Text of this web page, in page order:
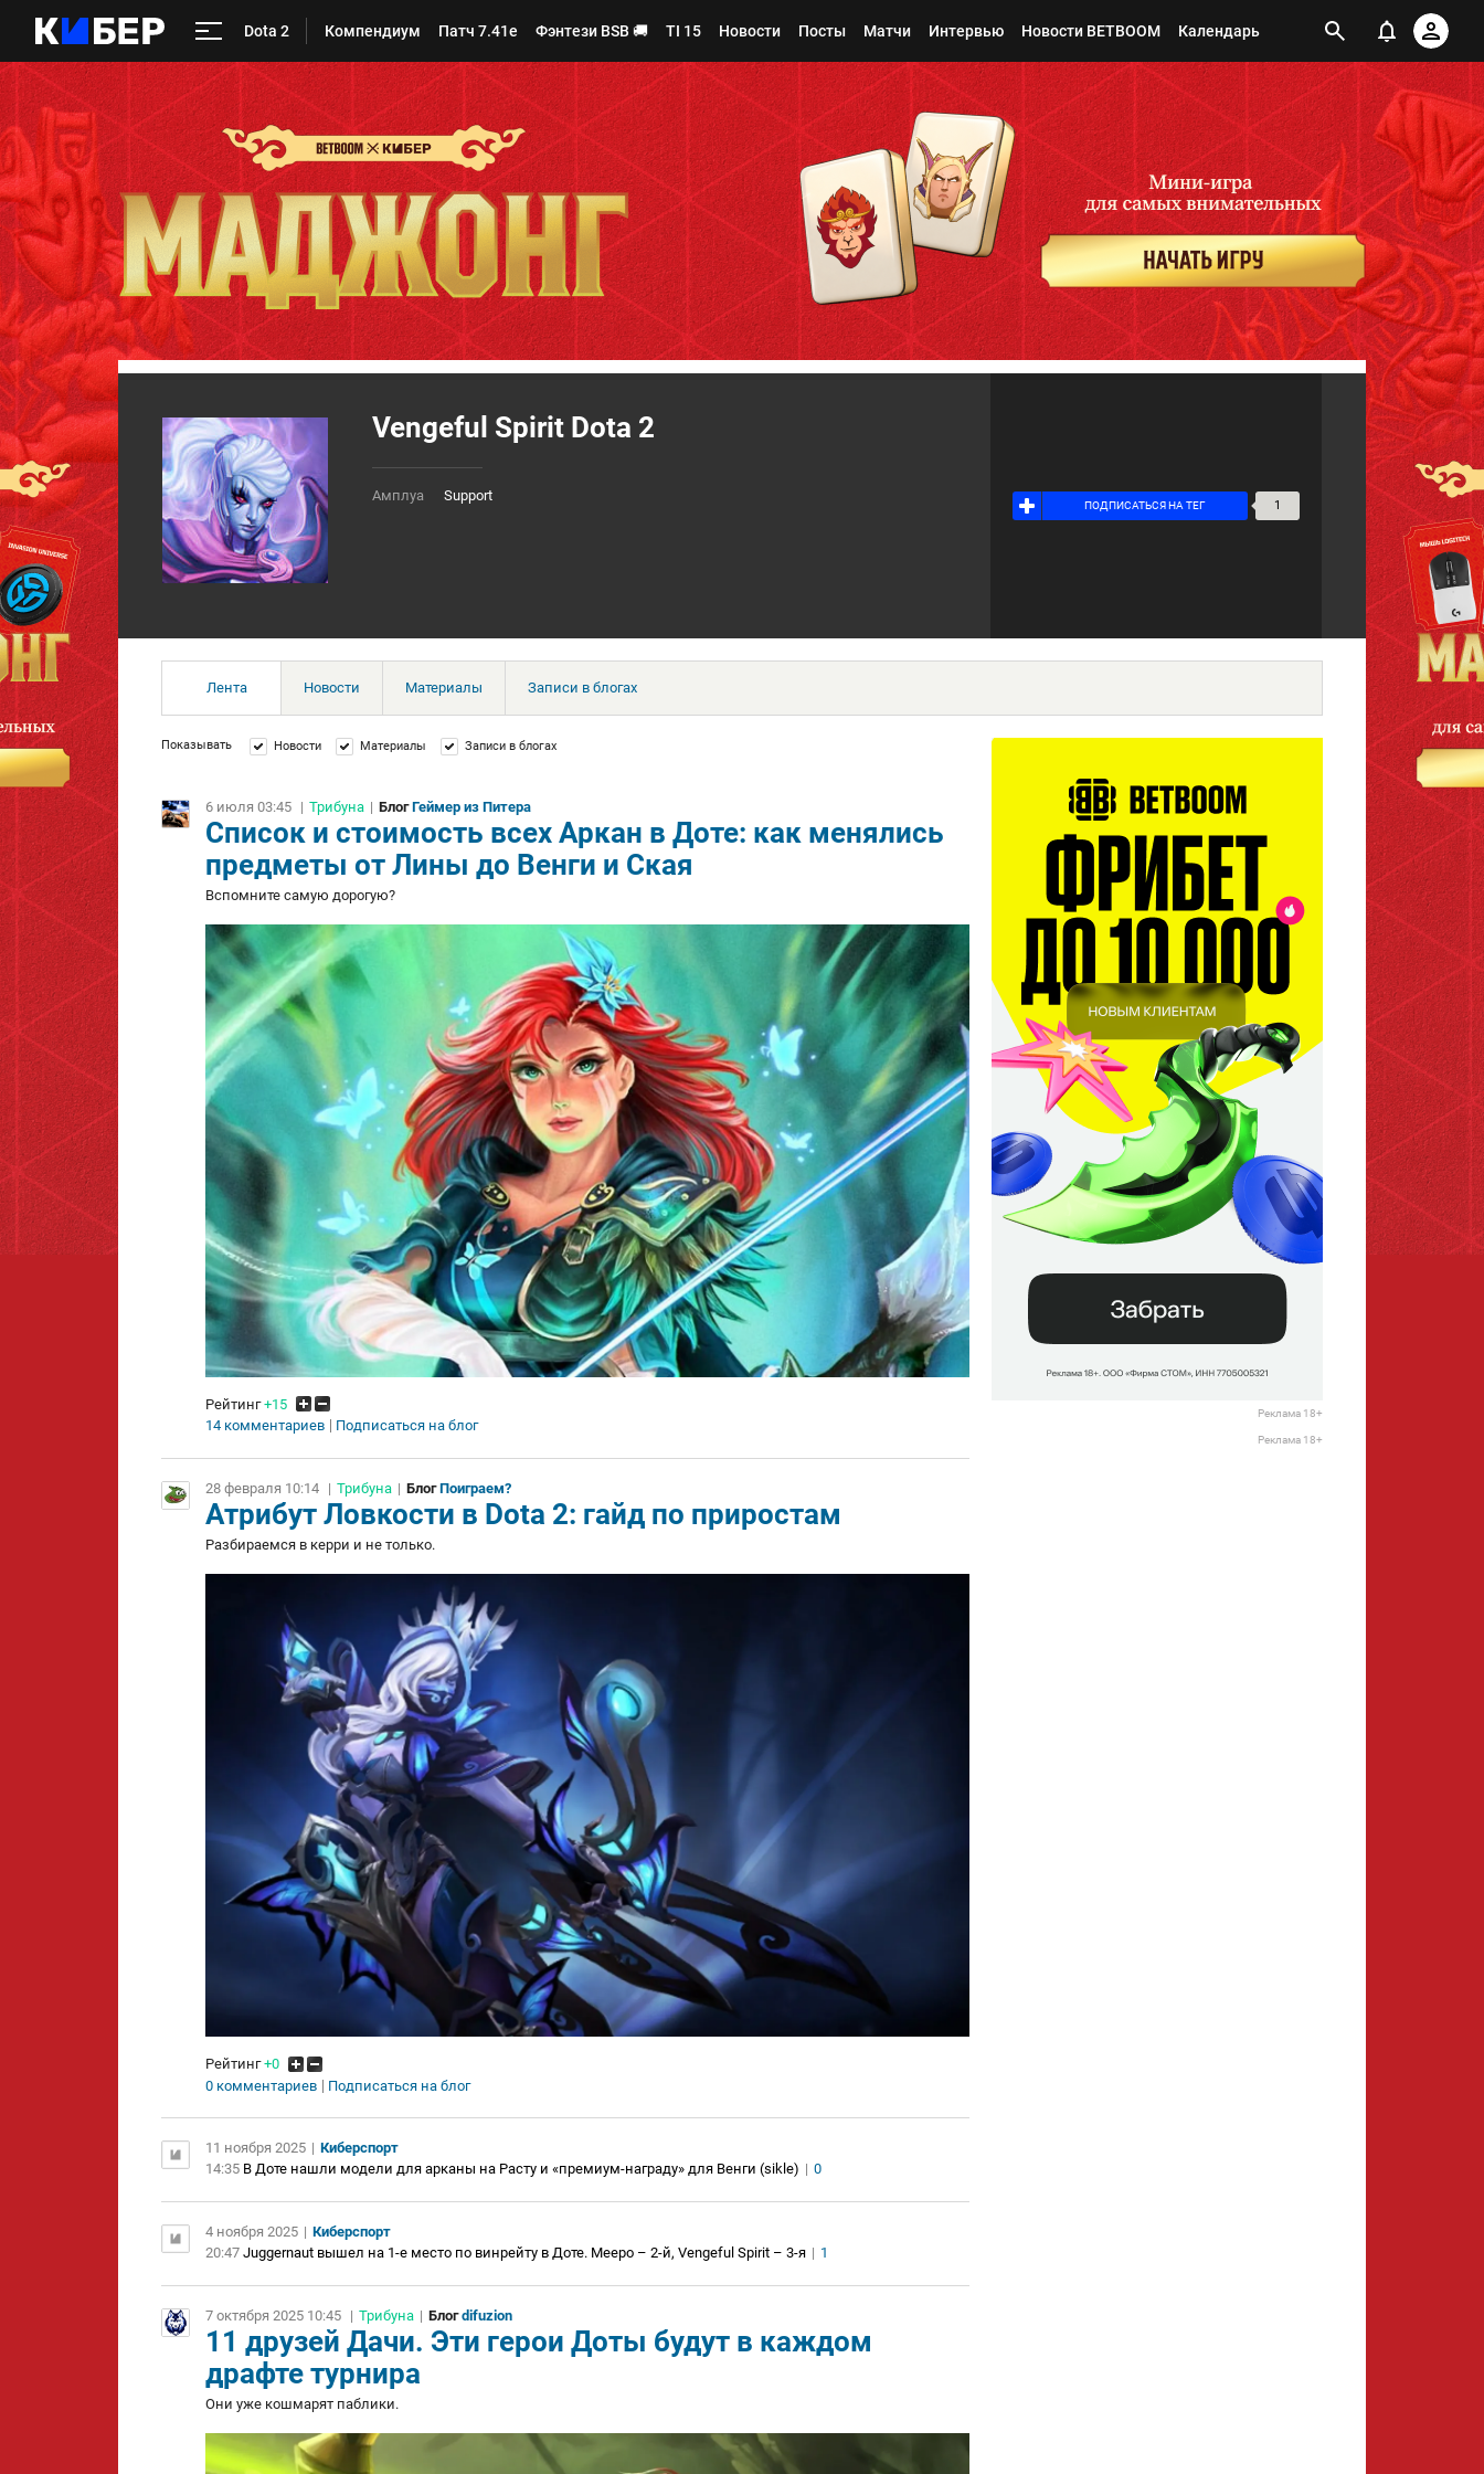
Dota 2 Компендиум Патч 7.41e Фэнтези BSB 🚚 TI 15 Новости Посты Матчи Интервью Новости BETBOOM Календарь
Vengeful Spirit Dota 2
Амплуа Support
ПОДПИСАТЬСЯ НА ТЕГ
1
Лента Новости Материалы Записи в блогах
Показывать Новости Материалы Записи в блогах
6 июля 03:45 | Трибуна | Блог Геймер из Питера
Список и стоимость всех Аркан в Доте: как менялись
предметы от Лины до Венги и Ская
Вспомните самую дорогую?
Рейтинг+15
14 комментариев
Подписаться на блог
28 февраля 10:14 | Трибуна | Блог Поиграем?
Атрибут Ловкости в Dota 2: гайд по приростам
Разбираемся в керри и не только.
Рейтинг+0
0 комментариев
Подписаться на блог
11 ноября 2025 | Киберспорт
14:35 В Доте нашли модели для арканы на Расту и «премиум-награду» для Венги (sikle) | 0
4 ноября 2025 | Киберспорт
20:47 Juggernaut вышел на 1-е место по винрейту в Доте. Meepo – 2-й, Vengeful Spirit – 3-я | 1
7 октября 2025 10:45 | Трибуна | Блог difuzion
11 друзей Дачи. Эти герои Доты будут в каждом
драфте турнира
Они уже кошмарят паблики.
Реклама 18+
Реклама 18+